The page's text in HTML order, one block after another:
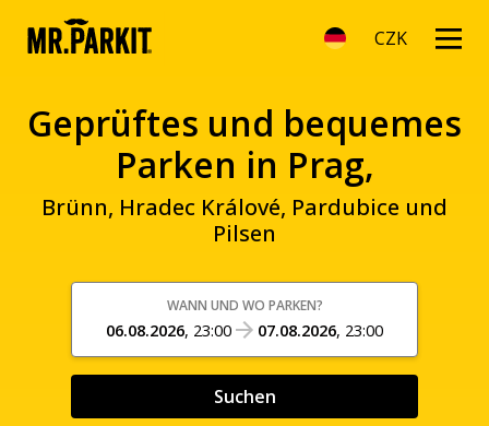
CZK
Geprüftes und bequemes
Parken in Prag,
Brünn, Hradec Králové, Pardubice und
Pilsen
WANN UND WO PARKEN?
06.08.2026, 23:00 07.08.2026, 23:00
Suchen